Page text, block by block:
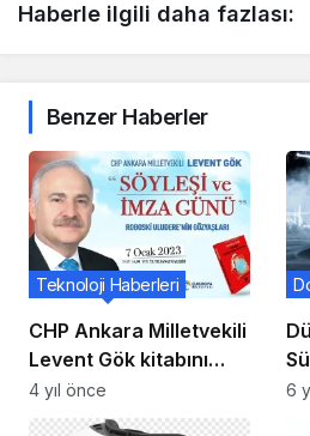
Haberle ilgili daha fazlası:
Benzer Haberler
CHP Ankara Milletvekili
Levent Gök kitabını
imzalayacak
Teknoloji Haberleri
4 yıl önce 6